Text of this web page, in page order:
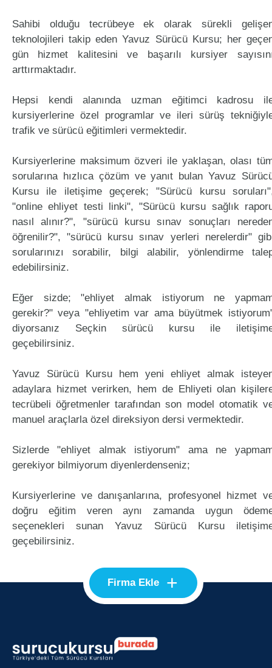
Sahibi olduğu tecrübeye ek olarak sürekli
teknolojileri takip eden Yavuz Sürücü Kursu; her
gün hizmet kalitesini ve başarılı kursiyer
arttırmaktadır.
Hepsi kendi alanında uzman eğitimci kadrosu
kursiyerlerine özel programlar ve ileri sürüş
trafik ve sürücü eğitimleri vermektedir.
Kursiyerlerine maksimum özveri ile yaklaşan, olası
sorularına hızlıca çözüm ve yanıt bulan Yavuz
Kursu ile iletişime geçerek; "Sürücü kursu
"online ehliyet testi linki", "Sürücü kursu sağlık
nasıl alınır?", "sürücü kursu sınav sonuçları
öğrenilir?", "sürücü kursu sınav yerleri nerelerdir"
sorularınızı sorabilir, bilgi alabilir, yönlendirme
edebilirsiniz.
Eğer sizde; "ehliyet almak istiyorum ne
gerekir?" veya "ehliyetim var ama büyütmek
diyorsanız Seçkin sürücü kursu ile
geçebilirsiniz.
Yavuz Sürücü Kursu hem yeni ehliyet almak
adaylara hizmet verirken, hem de Ehliyeti olan
tecrübeli öğretmenler tarafından son model otomatik
manuel araçlarla özel direksiyon dersi vermektedir.
Sizlerde "ehliyet almak istiyorum" ama ne
gerekiyor bilmiyorum diyenlerdenseniz;
Kursiyerlerine ve danışanlarına, profesyonel hizmet
doğru eğitim veren aynı zamanda uygun
seçenekleri sunan Yavuz Sürücü Kursu
geçebilirsiniz.
Firma Ekle +